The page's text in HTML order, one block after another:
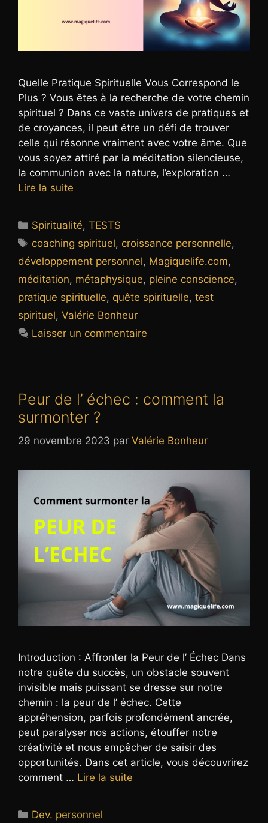
Quelle Pratique Spirituelle Vous Correspond le
Plus ? Vous êtes à la recherche de votre chemin
spirituel ? Dans ce vaste univers de pratiques et
de croyances, il peut être un défi de trouver
celle qui résonne vraiment avec votre âme. Que
vous soyez attiré par la méditation silencieuse,
la communion avec la nature, l’exploration …
Lire la suite
Catégories
Spiritualité,TESTS
Étiquettes
coaching spirituel, croissance personnelle,
développement personnel, Magiquelife.com,
méditation, métaphysique, pleine conscience,
pratique spirituelle, quête spirituelle, test
spirituel, Valérie Bonheur
Laisser un commentaire
Peur de l’ échec : comment la
surmonter ?
29 novembre 2023 par Valérie Bonheur
Introduction : Affronter la Peur de l’ Échec Dans
notre quête du succès, un obstacle souvent
invisible mais puissant se dresse sur notre
chemin : la peur de l’ échec. Cette
appréhension, parfois profondément ancrée,
peut paralyser nos actions, étouffer notre
créativité et nous empêcher de saisir des
opportunités. Dans cet article, vous découvrirez
comment … Lire la suite
Catégories
Dev. personnel